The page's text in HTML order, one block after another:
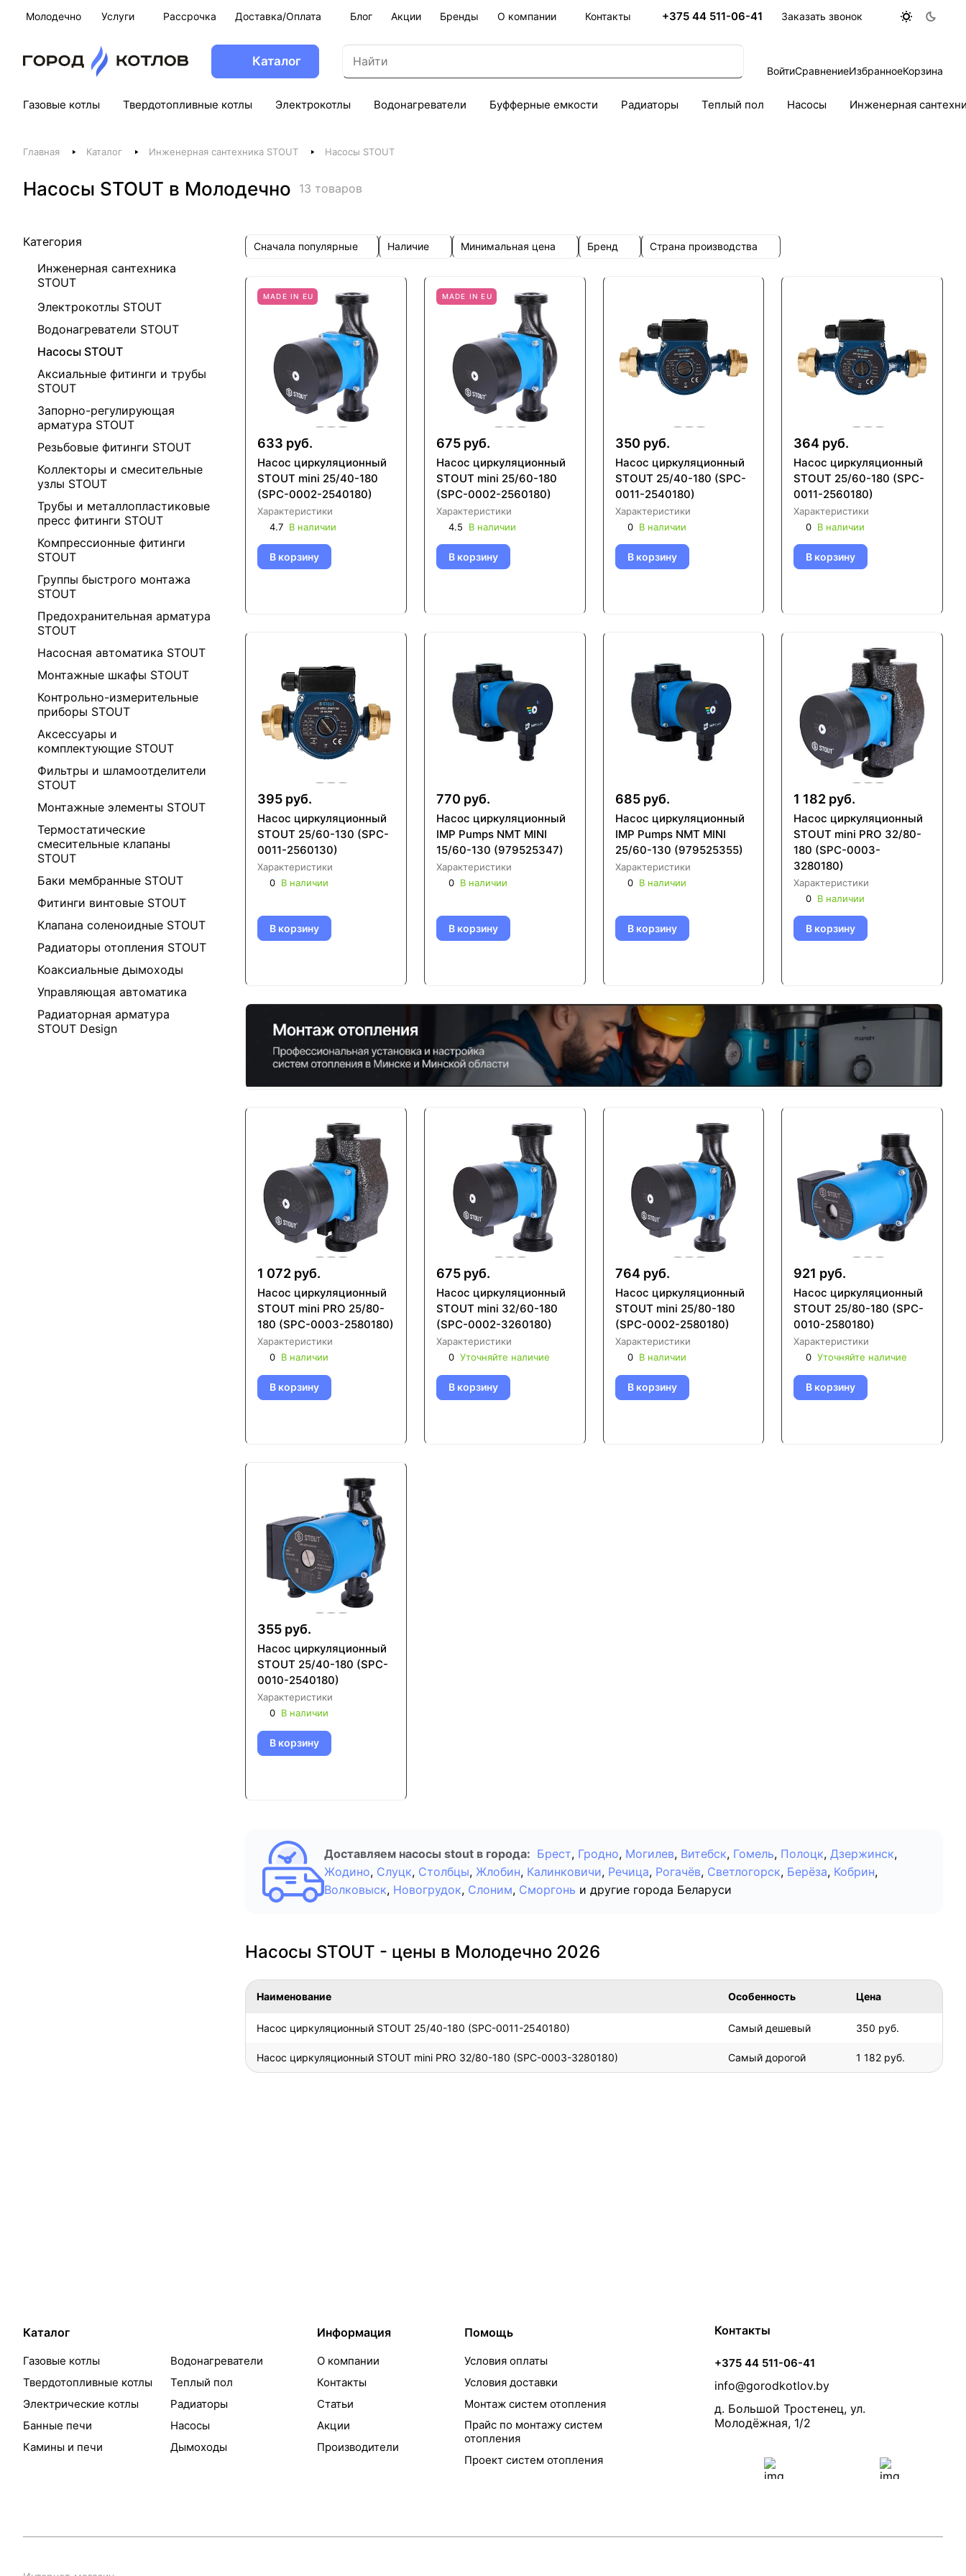
Молодечно Услуги Рассрочка Доставка/Оплата Блог Акции Бренды О компании Контакты +375 44 511-06-41 Заказать звонок
Каталог
ВойтиСравнениеИзбранноеКорзина
Газовые котлы Твердотопливные котлы Электрокотлы Водонагреватели Буфферные емкости Радиаторы Теплый пол Насосы Инженерная
Главная Каталог Инженерная сантехника STOUT Насосы STOUT
Насосы STOUT в Молодечно 13 товаров
Категория
Инженерная сантехника
STOUT
Электрокотлы STOUT
Водонагреватели STOUT
Насосы STOUT
Аксиальные фитинги и трубы
STOUT
Запорно-регулирующая
арматура STOUT
Резьбовые фитинги STOUT
Коллекторы и смесительные
узлы STOUT
Трубы и металлопластиковые
пресс фитинги STOUT
Компрессионные фитинги
STOUT
Группы быстрого монтажа
STOUT
Предохранительная арматура
STOUT
Насосная автоматика STOUT
Монтажные шкафы STOUT
Контрольно-измерительные
приборы STOUT
Аксессуары и
комплектующие STOUT
Фильтры и шламоотделители
STOUT
Монтажные элементы STOUT
Термостатические
смесительные клапаны
STOUT
Баки мембранные STOUT
Фитинги винтовые STOUT
Клапана соленоидные STOUT
Радиаторы отопления STOUT
Коаксиальные дымоходы
Управляющая автоматика
Радиаторная арматура
STOUT Design
Сначала популярные Наличие Минимальная цена Бренд Страна производства
MADE IN EU
633 руб.
Насос циркуляционный
STOUT mini 25/40-180
(SPC-0002-2540180)
Характеристики
4.7 В наличии
В корзину
MADE IN EU
675 руб.
Насос циркуляционный
STOUT mini 25/60-180
(SPC-0002-2560180)
Характеристики
4.5
В наличии
В корзину
350 руб.
Насос циркуляционный
STOUT 25/40-180 (SPC-
0011-2540180)
Характеристики
0 В наличии
В корзину
364 руб.
Насос циркуляционный
STOUT 25/60-180 (SPC-
0011-2560180)
Характеристики
0 В наличии
В корзину
395 руб.
Насос циркуляционный
STOUT 25/60-130 (SPC-
0011-2560130)
Характеристики
0 В наличии
В корзину
770 руб.
Насос циркуляционный
IMP Pumps NMT MINI
15/60-130 (979525347)
Характеристики
0 В наличии
В корзину
685 руб.
Насос циркуляционный
IMP Pumps NMT MINI
25/60-130 (979525355)
Характеристики
0 В наличии
В корзину
1 182 руб.
Насос циркуляционный
STOUT mini PRO 32/80-
180 (SPC-0003-
3280180)
Характеристики
0 В наличии
В корзину
1 072 руб.
Насос циркуляционный
STOUT mini PRO 25/80-
180 (SPC-0003-2580180)
Характеристики
0 В наличии
В корзину
675 руб.
Насос циркуляционный
STOUT mini 32/60-180
(SPC-0002-3260180)
Характеристики
0 Уточняйте наличие
В корзину
764 руб.
Насос циркуляционный
STOUT mini 25/80-180
(SPC-0002-2580180)
Характеристики
0 В наличии
В корзину
921 руб.
Насос циркуляционный
STOUT 25/80-180 (SPC-
0010-2580180)
Характеристики
0 Уточняйте наличие
В корзину
355 руб.
Насос циркуляционный
STOUT 25/40-180 (SPC-
0010-2540180)
Характеристики
0 В наличии
В корзину
Доставляем насосы stout в города: Брест, Гродно, Могилев, Витебск, Гомель, Полоцк, Дзержинск,
Жодино, Слуцк, Столбцы, Жлобин, Калинковичи, Речица, Рогачёв, Светлогорск, Берёза, Кобрин,
Волковыск, Новогрудок, Слоним, Сморгонь и другие города Беларуси
Насосы STOUT - цены в Молодечно 2026
Наименование Особенность Цена
Насос циркуляционный STOUT 25/40-180 (SPC-0011-2540180) Самый дешевый 350 руб.
Насос циркуляционный STOUT mini PRO 32/80-180 (SPC-0003-3280180) Самый дорогой 1 182 руб.
Каталог
Газовые котлы
Твердотопливные котлы
Электрические котлы
Банные печи
Камины и печи
Водонагреватели
Теплый пол
Радиаторы
Насосы
Дымоходы
Информация
О компании
Контакты
Статьи
Акции
Производители
Помощь
Условия оплаты
Условия доставки
Монтаж систем отопления
Прайс по монтажу систем
отопления
Проект систем отопления
Контакты
+375 44 511-06-41
info@gorodkotlov.by
д. Большой Тростенец, ул.
Молодёжная, 1/2